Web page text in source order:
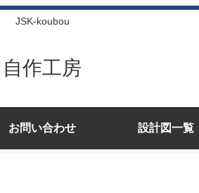
JSK-koubou
自作工房
お問い合わせ 設計図一覧